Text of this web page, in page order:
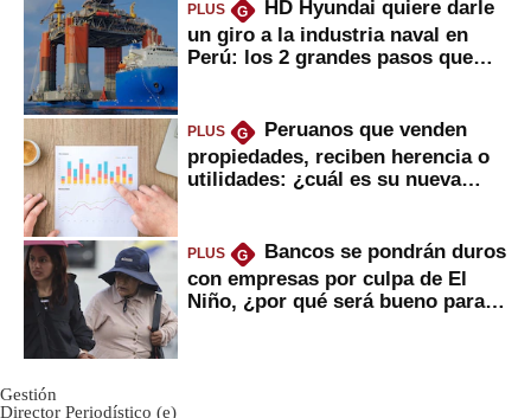
PLUS G
HD Hyundai quiere darle
un giro a la industria naval en
Perú: los 2 grandes pasos que
PLUS G
Peruanos que venden
propiedades, reciben herencia o
utilidades: ¿cuál es su nueva
PLUS G
Bancos se pondrán duros
con empresas por culpa de El
Niño, ¿por qué será bueno para
Gestión
Director Periodístico (e)